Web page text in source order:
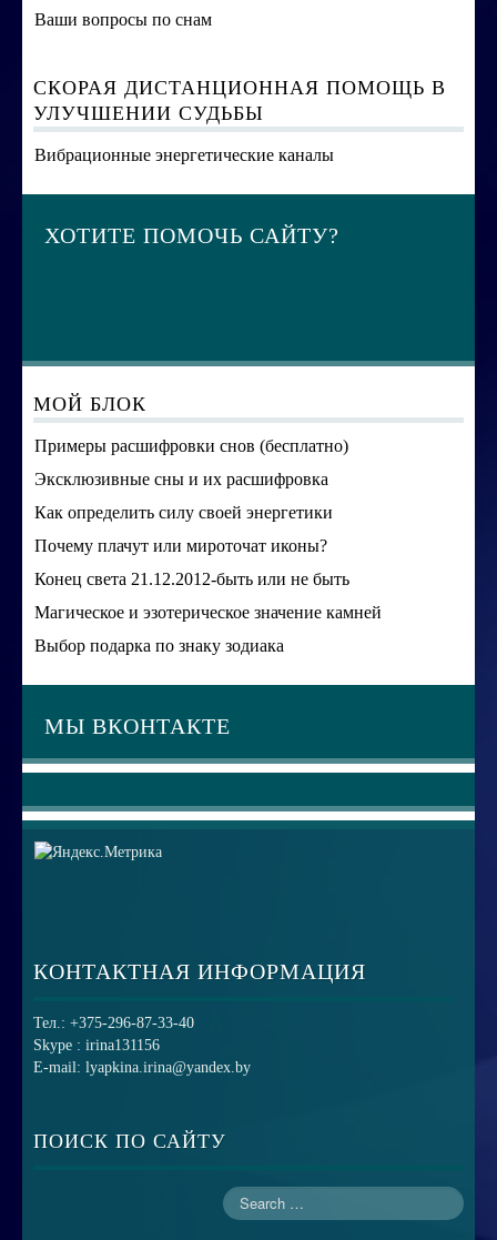
Ваши вопросы по снам
СКОРАЯ ДИСТАНЦИОННАЯ ПОМОЩЬ В
УЛУЧШЕНИИ СУДЬБЫ
Вибрационные энергетические каналы
ХОТИТЕ ПОМОЧЬ САЙТУ?
МОЙ БЛОК
Примеры расшифровки снов (бесплатно)
Эксклюзивные сны и их расшифровка
Как определить силу своей энергетики
Почему плачут или мироточат иконы?
Конец света 21.12.2012-быть или не быть
Магическое и эзотерическое значение камней
Выбор подарка по знаку зодиака
МЫ ВКОНТАКТЕ
КОНТАКТНАЯ ИНФОРМАЦИЯ
Тел.: +375-296-87-33-40
Skype : irina131156
E-mail: lyapkina.irina@yandex.by
ПОИСК ПО САЙТУ